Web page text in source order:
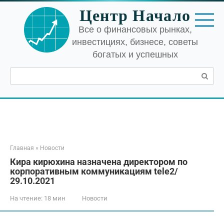
Перейти
контенту
Центр Начало
Все о финансовых рынках,
инвестициях, бизнесе, советы
богатых и успешных
Поиск:
Главная » Новости
Кира кирюхина назначена директором по
корпоративным коммуникациям tele2/
29.10.2021
На чтение: 18 мин Новости